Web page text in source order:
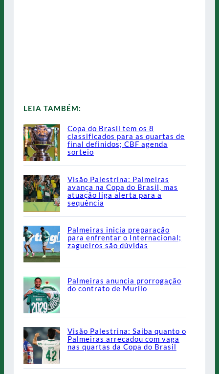
LEIA TAMBÉM:
Copa do Brasil tem os 8
classificados para as quartas de
final definidos; CBF agenda
sorteio
Visão Palestrina: Palmeiras
avança na Copa do Brasil, mas
atuação liga alerta para a
sequência
Palmeiras inicia preparação
para enfrentar o Internacional;
zagueiros são dúvidas
Palmeiras anuncia prorrogação
do contrato de Murilo
Visão Palestrina: Saiba quanto o
Palmeiras arrecadou com vaga
nas quartas da Copa do Brasil